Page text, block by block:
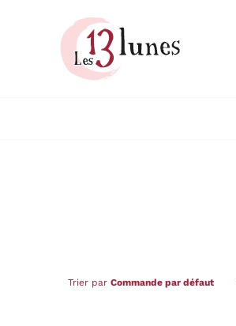
Trier par Commande par défaut